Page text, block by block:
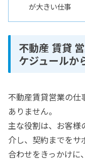
が大きい仕事
不動産 賃貸
ケジュールか
不動産賃貸営業の仕
ありません。
主な役割は、お客様
介し、契約までをサ
合わせをきっかけに